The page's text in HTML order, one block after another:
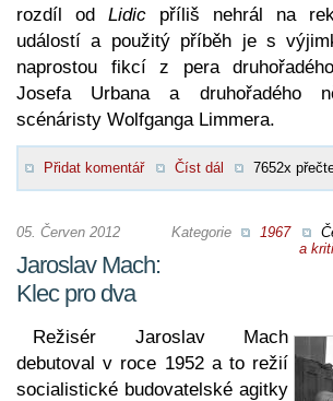
rozdíl od Lidic příliš nehrál na
událostí a použitý příběh je s
naprostou fikcí z pera
Josefa Urbana a druhořadého
scénáristy Wolfganga Limmera.
Přidat komentář Číst dál 7652x
Kategorie 1967
a
05. Červen 2012
Jaroslav Mach:
Klec pro dva
Režisér Jaroslav Mach
debutoval v roce 1952 a to režií
socialistické budovatelské agitky